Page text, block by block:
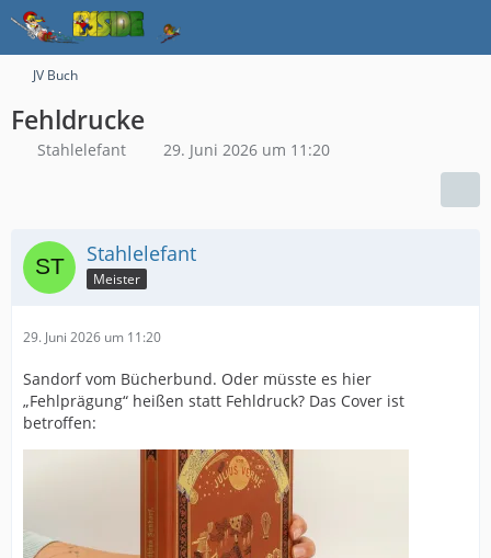
JV Buch
Fehldrucke
Stahlelefant 29. Juni 2026 um 11:20
Stahlelefant
Meister
29. Juni 2026 um 11:20
Sandorf vom Bücherbund. Oder müsste es hier
„Fehlprägung“ heißen statt Fehldruck? Das Cover ist
betroffen: